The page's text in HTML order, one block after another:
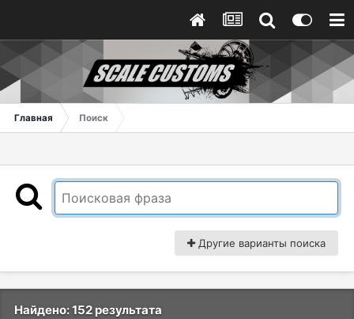
Главная Поиск
Другие варианты поиска
Найдено: 152 результата